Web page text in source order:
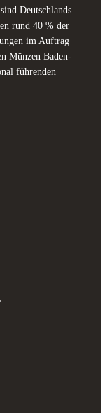
Deutschlands
rund 40 % der
im Auftrag
Münzen Baden-
führenden